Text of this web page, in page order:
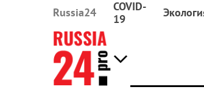
Russia24
COVID-
19